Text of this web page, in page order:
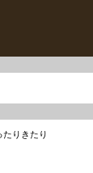
りきたり